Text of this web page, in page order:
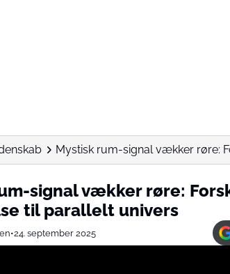
Mystisk rum-signal vækker røre:
signal vækker røre:
til parallelt univers
•24. september 2025